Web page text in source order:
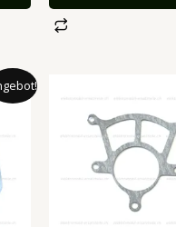
CHF.
war:
16.90 CHF